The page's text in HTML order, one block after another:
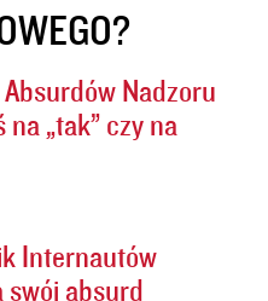
Nadzoru
na „tak” czy na
Internautów
swój absurd